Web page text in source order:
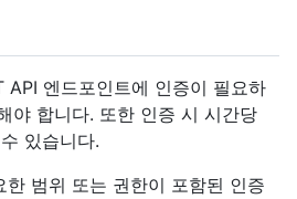
API 엔드포인트에 인증이 필요하
야 합니다. 또한 인증 시 시간당
있습니다.
한 범위 또는 권한이 포함된 인증